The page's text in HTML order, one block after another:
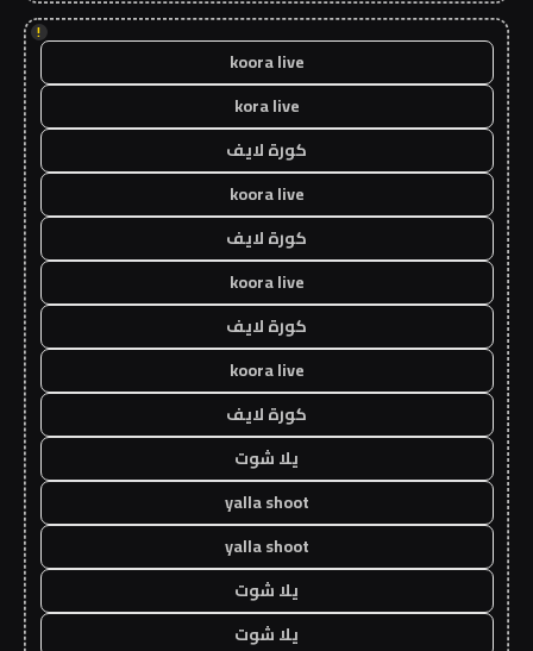
!
koora live
kora live
كورة لايف
koora live
كورة لايف
koora live
كورة لايف
koora live
كورة لايف
يلا شوت
yalla shoot
yalla shoot
يلا شوت
يلا شوت